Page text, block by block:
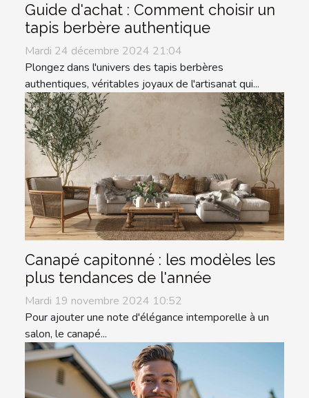
Guide d'achat : Comment choisir un
tapis berbère authentique
Mardi 24 décembre 2024 21:04
Plongez dans l'univers des tapis berbères
authentiques, véritables joyaux de l'artisanat qui...
Canapé capitonné : les modèles les
plus tendances de l'année
Mardi 19 novembre 2024 10:52
Pour ajouter une note d'élégance intemporelle à un
salon, le canapé...